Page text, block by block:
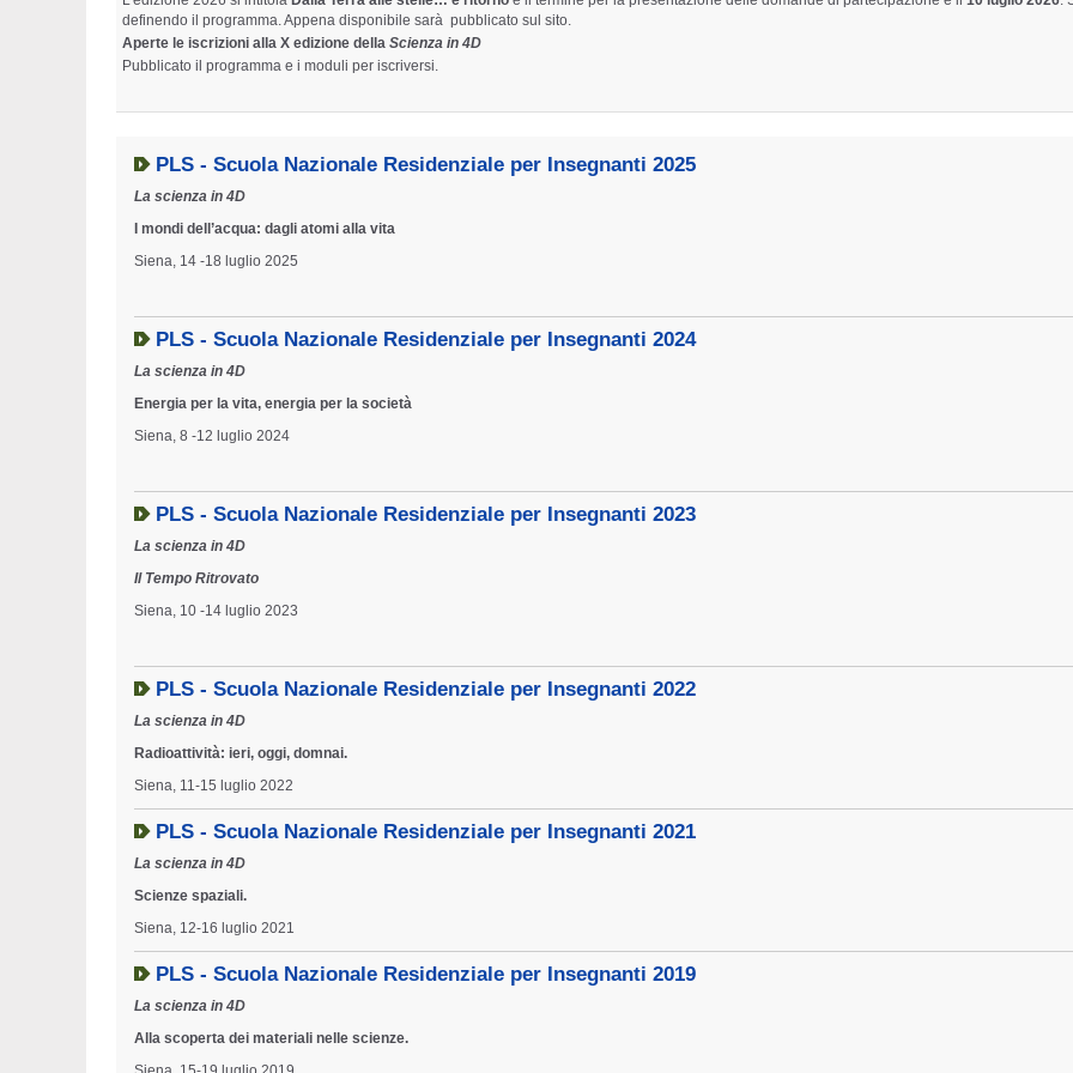
definendo il programma. Appena disponibile sarà pubblicato sul sito.
Aperte le iscrizioni alla X edizione della Scienza in 4D
Pubblicato il programma e i moduli per iscriversi.
PLS - Scuola Nazionale Residenziale per Insegnanti 2025
La scienza in 4D
I mondi dell’acqua: dagli atomi alla vita
Siena, 14 -18 luglio 2025
PLS - Scuola Nazionale Residenziale per Insegnanti 2024
La scienza in 4D
Energia per la vita, energia per la società
Siena, 8 -12 luglio 2024
PLS - Scuola Nazionale Residenziale per Insegnanti 2023
La scienza in 4D
Il Tempo Ritrovato
Siena, 10 -14 luglio 2023
PLS - Scuola Nazionale Residenziale per Insegnanti 2022
La scienza in 4D
Radioattività: ieri, oggi, domnai.
Siena, 11-15 luglio 2022
PLS - Scuola Nazionale Residenziale per Insegnanti 2021
La scienza in 4D
Scienze spaziali.
Siena, 12-16 luglio 2021
PLS - Scuola Nazionale Residenziale per Insegnanti 2019
La scienza in 4D
Alla scoperta dei materiali nelle scienze.